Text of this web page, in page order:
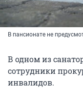
В пансионате не
В одном из
сотрудники
инвалидов.